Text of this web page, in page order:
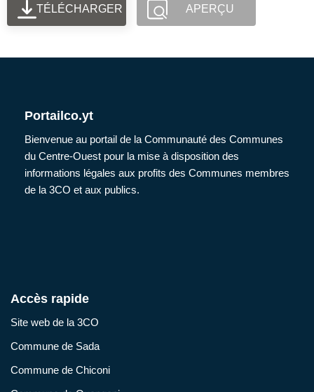
TÉLÉCHARGER APERÇU
Portailco.yt
Bienvenue au portail de la Communauté des Communes
du Centre-Ouest pour la mise à disposition des
informations légales aux profits des Communes membres
de la 3CO et aux publics.
Accès rapide
Site web de la 3CO
Commune de Sada
Commune de Chiconi